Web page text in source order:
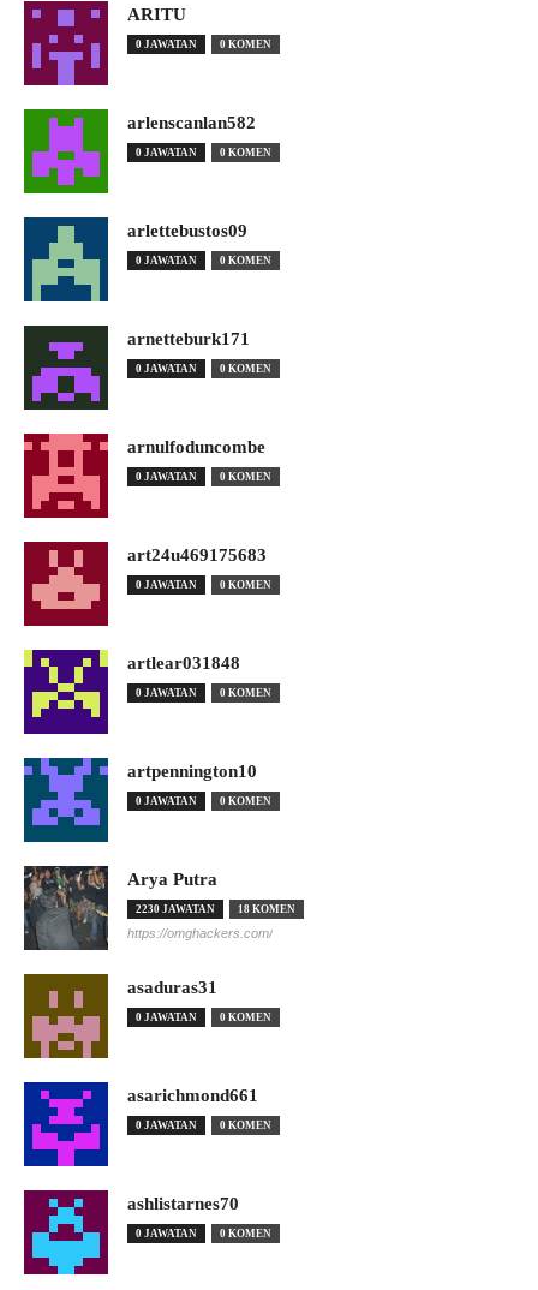
ARITU
0 JAWATAN 0 KOMEN
arlenscanlan582
0 JAWATAN 0 KOMEN
arlettebustos09
0 JAWATAN 0 KOMEN
arnetteburk171
0 JAWATAN 0 KOMEN
arnulfoduncombe
0 JAWATAN 0 KOMEN
art24u469175683
0 JAWATAN 0 KOMEN
artlear031848
0 JAWATAN 0 KOMEN
artpennington10
0 JAWATAN 0 KOMEN
Arya Putra
2230 JAWATAN 18 KOMEN
https://omghackers.com/
asaduras31
0 JAWATAN 0 KOMEN
asarichmond661
0 JAWATAN 0 KOMEN
ashlistarnes70
0 JAWATAN 0 KOMEN